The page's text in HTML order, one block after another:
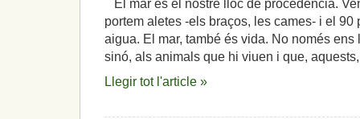
El mar és el nostre lloc de procedència.
portem aletes -els braços, les cames- i el 90
aigua. El mar, també és vida. No només
sinó, als animals que hi viuen i que,
Llegir tot l'article »